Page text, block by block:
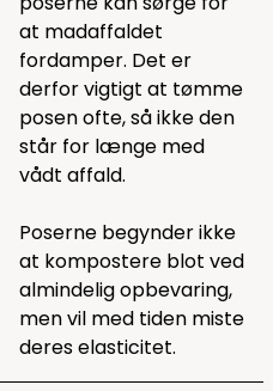
at madaffaldet
fordamper. Det er
derfor vigtigt at tømme
posen ofte, så ikke den
står for længe med
vådt affald.
Poserne begynder ikke
at kompostere blot ved
almindelig opbevaring,
men vil med tiden miste
deres elasticitet.